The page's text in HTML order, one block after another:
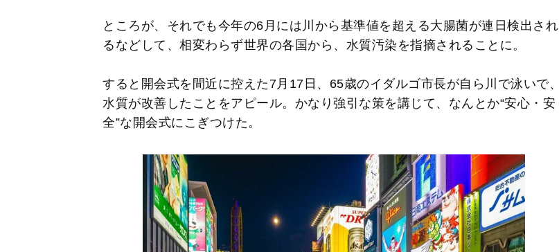
ところが、それでも今年の6月には川から基準値を超える大腸菌が連日検出され
るなどして、相変わらず世界の各国から、水質汚染を指摘されることに。
すると開会式を間近に控えた7月17日、65歳のイダルゴ市長が自ら川で泳いで、
水質が改善したことをアピール。かなり強引な策を講じて、なんとか“安心・安
全”な開会式にこぎつけた。